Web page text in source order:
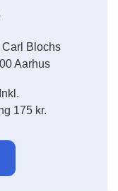
Carl Blochs
Aarhus
175 kr.